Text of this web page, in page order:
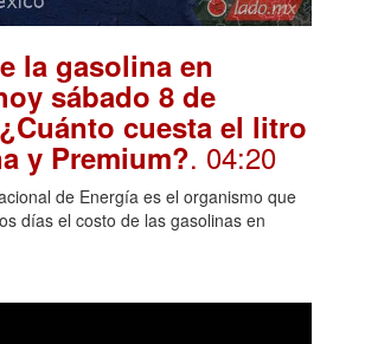
la gasolina en
sábado 8 de
cuesta el litro
y Premium?. 04:20
de Energía es el organismo que
días el costo de las gasolinas en